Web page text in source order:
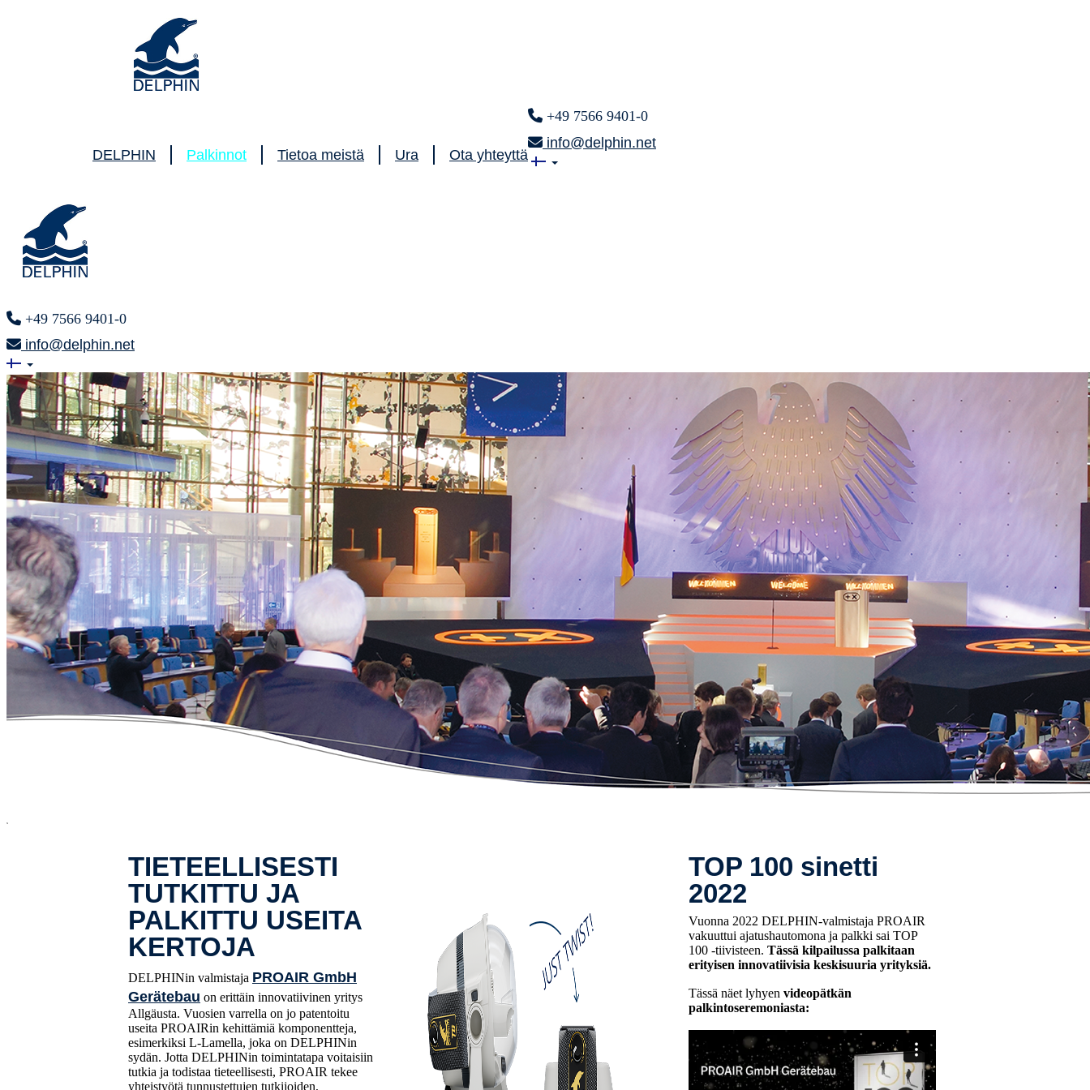
DELPHIN Palkinnot Tietoa meistä Ura Ota yhteyttä
+49 7566 9401-0
info@delphin.net
+49 7566 9401-0
info@delphin.net
x
TIETEELLISESTI
TUTKITTU JA
PALKITTU USEITA
KERTOJA
DELPHINin valmistaja PROAIR GmbH
Gerätebau on erittäin innovatiivinen yritys
Allgäusta. Vuosien varrella on jo patentoitu
useita PROAIRin kehittämiä komponentteja,
esimerkiksi L-Lamella, joka on DELPHINin
sydän. Jotta DELPHINin toimintatapa voitaisiin
tutkia ja todistaa tieteellisesti, PROAIR tekee
yhteistyötä tunnustettujen tutkijoiden,
TOP 100 sinetti
2022
Vuonna 2022 DELPHIN-valmistaja PROAIR
vakuuttui ajatushautomona ja palkki sai TOP
100 -tiivisteen. Tässä kilpailussa palkitaan
erityisen innovatiivisia keskisuuria yrityksiä.
Tässä näet lyhyen videopätkän
palkintoseremoniasta: